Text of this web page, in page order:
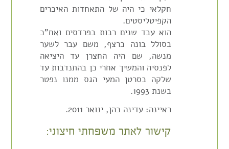
חקלאי כי היה של התאחדות האיכרים
הקפיטליסטים.
הוא עבד שנים רבות בפרדסים ואח"כ
בסולל בונה כרצף, משם עבר לשער
מנשה, שם היה החצרן עד היציאה
לפנסיה והמשיך אחרי כן בהתנדבות עד
שלקה בסרטן המעי הגס ממנו נפטר
בשנת 1993.
ראיינה: עדינה כהן, ינואר 2011.
קישור לאתר משפחתי חיצוני: